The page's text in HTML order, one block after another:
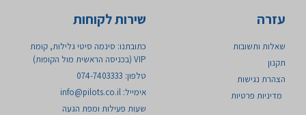
עזרה
שאלות ותשובות
תקנון
הצהרת נגישות
מדיניות פרטיות
שירות לקוחות
כתובתנו: סינמה סיטי גלילות, קומת
VIP (בכניסה הראשית מול הקופות)
טלפון: 074-7403333
אימייל:info@pilots.co.il
שעות פעילות ומפת הגעה